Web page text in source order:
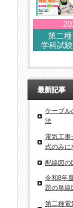
第二
学科試
最新記事
ケーブル
法
電気工
式のみに
配線図の
令和8年
題の単線
第二種電